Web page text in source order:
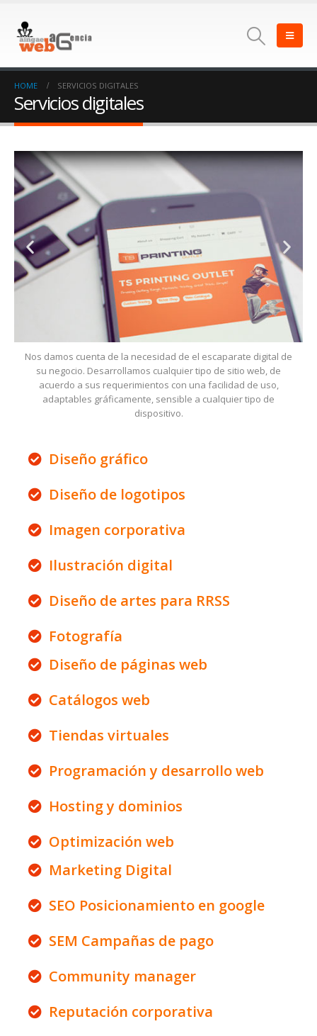
HOME SERVICIOS DIGITALES
Servicios digitales
Nos damos cuenta de la necesidad de el escaparate digital de
su negocio. Desarrollamos cualquier tipo de sitio web, de
acuerdo a sus requerimientos con una facilidad de uso,
adaptables gráficamente, sensible a cualquier tipo de
dispositivo.
Diseño gráfico
Diseño de logotipos
Imagen corporativa
Ilustración digital
Diseño de artes para RRSS
Fotografía
Diseño de páginas web
Catálogos web
Tiendas virtuales
Programación y desarrollo web
Hosting y dominios
Optimización web
Marketing Digital
SEO Posicionamiento en google
SEM Campañas de pago
Community manager
Reputación corporativa